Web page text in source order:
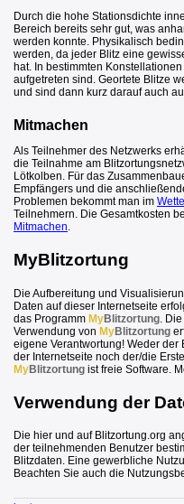
Durch die hohe Stationsdichte
Bereich bereits sehr gut, was
werden konnte. Physikalisch
werden, da jeder Blitz eine
hat. In bestimmten
aufgetreten sind. Geortete Blitze
und sind dann kurz darauf auch
Mitmachen
Als Teilnehmer des Netzwerks
die Teilnahme am
Lötkolben. Für das
Empfängers und die
Problemen bekommt man im
Teilnehmern. Die Gesamtkosten
Mitmachen.
MyBlitzortung
Die Aufbereitung und
Daten auf dieser Internetseite
das Programm MyBlitzortung. Die
Verwendung von MyBlitzortung
eigene Verantwortung! Weder der
der Internetseite noch der/die
MyBlitzortung ist freie Software.
Verwendung der
Die hier und auf Blitzortung.org
der teilnehmenden Benutzer
Blitzdaten. Eine gewerbliche
Beachten Sie auch die